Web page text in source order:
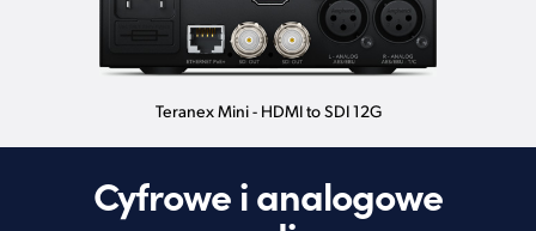
Teranex Mini - HDMI to SDI 12G
Cyfrowe i analogowe